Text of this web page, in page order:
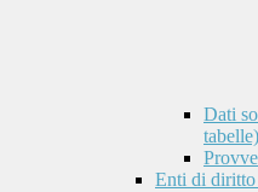
Dati
tabelle)
Enti di